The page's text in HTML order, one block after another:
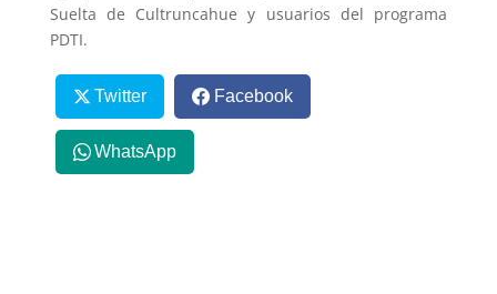
Suelta de Cultruncahue y usuarios del programa
PDTI.
Twitter Facebook
WhatsApp